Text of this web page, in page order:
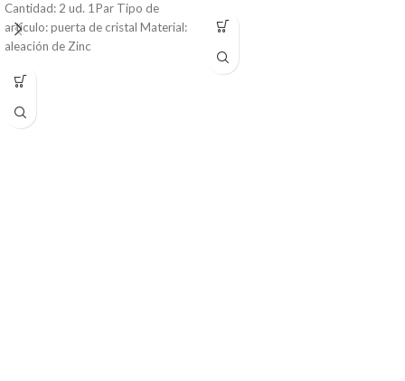
Cantidad: 2 ud. 1Par Tipo de
artículo: puerta de cristal Material:
aleación de Zinc